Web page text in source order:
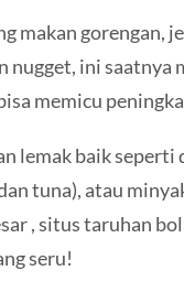
makan gorengan,
nugget, ini
memicu
lemak baik
tuna), atau
, situs taruhan
seru!